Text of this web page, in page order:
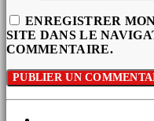
ENREGISTRER
SITE DANS LE
COMMENTAIRE.